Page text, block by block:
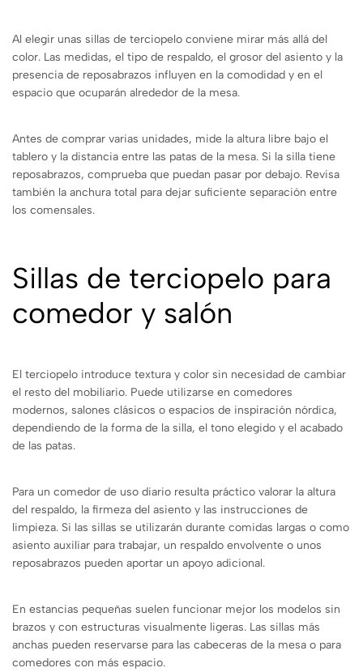
Al elegir unas sillas de terciopelo conviene mirar más allá del
color. Las medidas, el tipo de respaldo, el grosor del asiento y la
presencia de reposabrazos influyen en la comodidad y en el
espacio que ocuparán alrededor de la mesa.
Antes de comprar varias unidades, mide la altura libre bajo el
tablero y la distancia entre las patas de la mesa. Si la silla tiene
reposabrazos, comprueba que puedan pasar por debajo. Revisa
también la anchura total para dejar suficiente separación entre
los comensales.
Sillas de terciopelo para
comedor y salón
El terciopelo introduce textura y color sin necesidad de cambiar
el resto del mobiliario. Puede utilizarse en comedores
modernos, salones clásicos o espacios de inspiración nórdica,
dependiendo de la forma de la silla, el tono elegido y el acabado
de las patas.
Para un comedor de uso diario resulta práctico valorar la altura
del respaldo, la firmeza del asiento y las instrucciones de
limpieza. Si las sillas se utilizarán durante comidas largas o como
asiento auxiliar para trabajar, un respaldo envolvente o unos
reposabrazos pueden aportar un apoyo adicional.
En estancias pequeñas suelen funcionar mejor los modelos sin
brazos y con estructuras visualmente ligeras. Las sillas más
anchas pueden reservarse para las cabeceras de la mesa o para
comedores con más espacio.